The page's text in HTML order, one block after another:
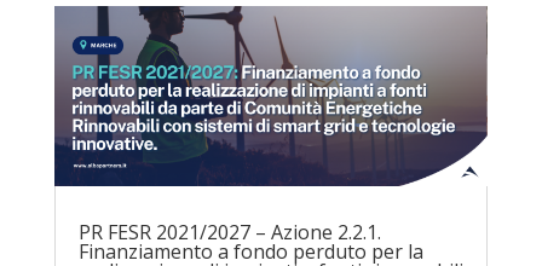
PR FESR 2021/2027 – Azione 2.2.1.
Finanziamento a fondo perduto per la